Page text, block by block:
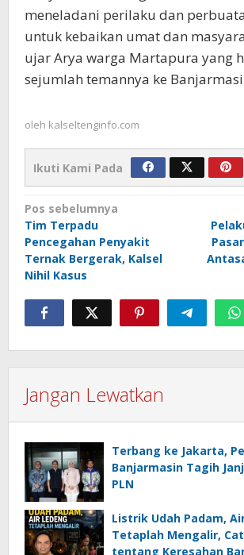
meneladani perilaku dan
untuk kebaikan umat dan
ujar Arya warga Martapura yang
sejumlah temannya ke
oleh kalseltenginfo.com
Ikuti Kami Pada
Navigasi
pos
Pos sebelumnya
Tim Terpadu
Pencegahan Penyakit
Ternak Bergerak, Kalsel
Nihil Kasus
Jangan Lewatkan
Terbang ke Jakarta,
Banjarmasin Tagih
PLN
Listrik Udah Padam,
Tetaplah Mengalir,
tentang Keresahan